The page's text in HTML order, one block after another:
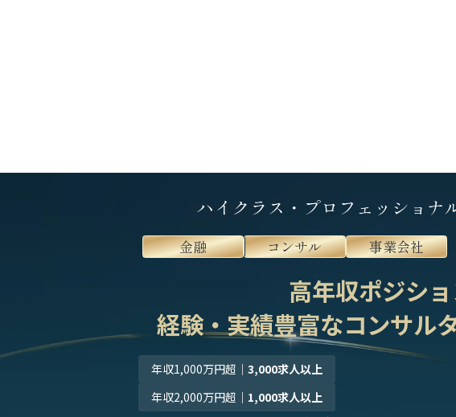
ハイクラス・プロフェッショナ
金融 コンサル 事業会社
高年収ポジシ
経験・実績豊富なコンサル
年収1,000万円超 ｜3,000求人以上
年収2,000万円超 ｜ 1,000求人以上